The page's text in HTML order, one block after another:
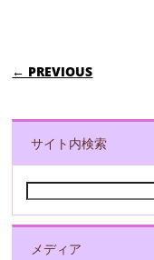
POST
← PREVIOUS
サイト内検索
メディア